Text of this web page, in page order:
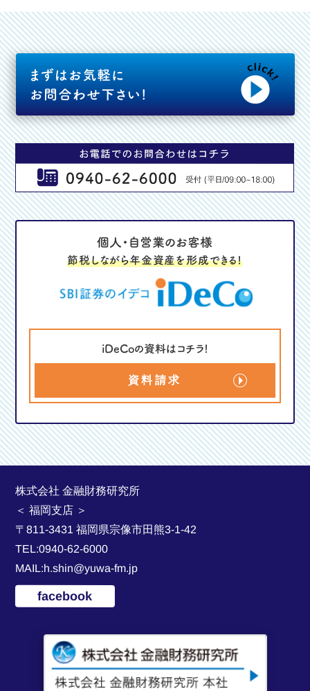
2025年10月
2025年8月
2025年6月
2025年5月
2025年3月
2025年2月
2024年12月
2024年11月
2024年7月
2024年6月
2024年5月
2024年3月
2024年2月
2023年12月
2023年11月
2023年10月
2023年8月
まずはお気軽に
お問合わせ下さい!
個人・自営業のお客様
節税しながら年金資産を形成できる!
iDeCoの資料はコチラ!
資料請求
株式会社 金融財務研究所
＜ 福岡支店 ＞
〒811-3431 福岡県宗像市田熊3-1-42
TEL:0940-62-6000
MAIL:h.shin@yuwa-fm.jp
facebook